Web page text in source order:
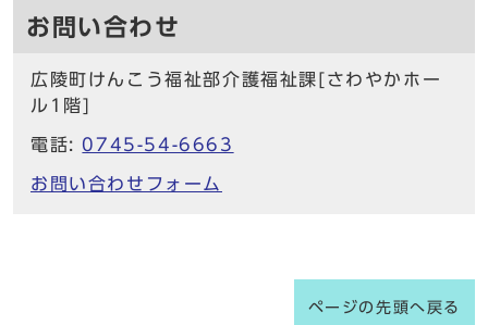
お問い合わせ
広陵町けんこう福祉部介護福祉課[さわやかホー
ル1階]
電話: 0745-54-6663
お問い合わせフォーム
ページの先頭へ戻る